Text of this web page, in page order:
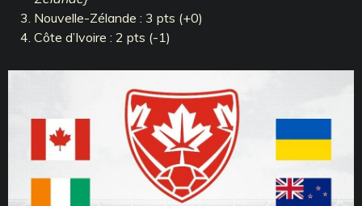
Nouvelle-Zélande : 3 pts (+0)
Côte d’Ivoire : 2 pts (-1)